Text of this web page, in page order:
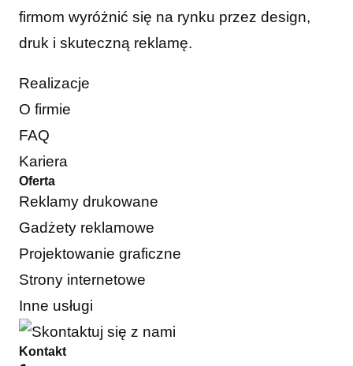
firmom wyróżnić się na rynku przez design,
druk i skuteczną reklamę.
Realizacje
O firmie
FAQ
Kariera
Oferta
Reklamy drukowane
Gadżety reklamowe
Projektowanie graficzne
Strony internetowe
Inne usługi
Kontakt